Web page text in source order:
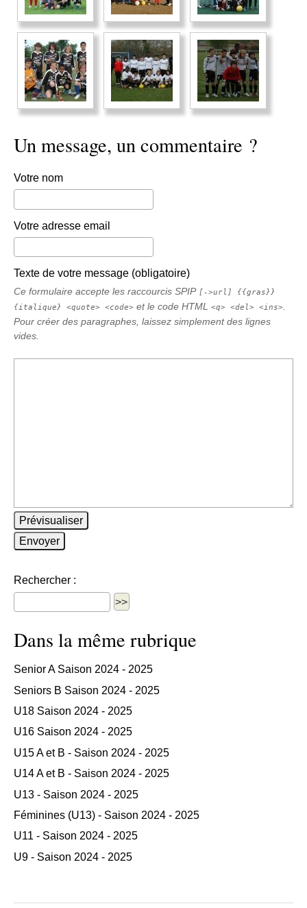
Un message, un commentaire ?
Votre nom
Votre adresse email
Texte de votre message (obligatoire)
Ce formulaire accepte les raccourcis SPIP [->url] {{gras}}
{italique} <quote> <code> et le code HTML <q> <del> <ins>.
Pour créer des paragraphes, laissez simplement des lignes
vides.
Rechercher :
Dans la même rubrique
Senior A Saison 2024 - 2025
Seniors B Saison 2024 - 2025
U18 Saison 2024 - 2025
U16 Saison 2024 - 2025
U15 A et B - Saison 2024 - 2025
U14 A et B - Saison 2024 - 2025
U13 - Saison 2024 - 2025
Féminines (U13) - Saison 2024 - 2025
U11 - Saison 2024 - 2025
U9 - Saison 2024 - 2025